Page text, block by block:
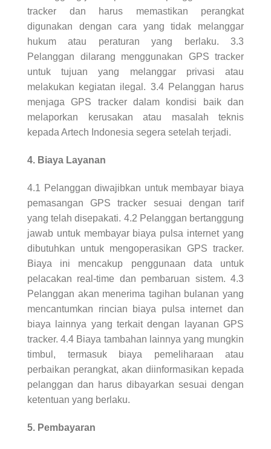
tracker dan harus memastikan perangkat
digunakan dengan cara yang tidak melanggar
hukum atau peraturan yang berlaku. 3.3
Pelanggan dilarang menggunakan GPS tracker
untuk tujuan yang melanggar privasi atau
melakukan kegiatan ilegal. 3.4 Pelanggan harus
menjaga GPS tracker dalam kondisi baik dan
melaporkan kerusakan atau masalah teknis
kepada Artech Indonesia segera setelah terjadi.
4. Biaya Layanan
4.1 Pelanggan diwajibkan untuk membayar biaya
pemasangan GPS tracker sesuai dengan tarif
yang telah disepakati. 4.2 Pelanggan bertanggung
jawab untuk membayar biaya pulsa internet yang
dibutuhkan untuk mengoperasikan GPS tracker.
Biaya ini mencakup penggunaan data untuk
pelacakan real-time dan pembaruan sistem. 4.3
Pelanggan akan menerima tagihan bulanan yang
mencantumkan rincian biaya pulsa internet dan
biaya lainnya yang terkait dengan layanan GPS
tracker. 4.4 Biaya tambahan lainnya yang mungkin
timbul, termasuk biaya pemeliharaan atau
perbaikan perangkat, akan diinformasikan kepada
pelanggan dan harus dibayarkan sesuai dengan
ketentuan yang berlaku.
5. Pembayaran